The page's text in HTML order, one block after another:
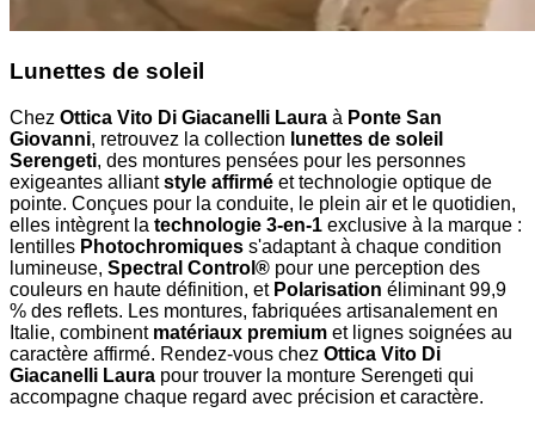
Lunettes de soleil
Chez Ottica Vito Di Giacanelli Laura à Ponte San
Giovanni, retrouvez la collection lunettes de soleil
Serengeti, des montures pensées pour les personnes
exigeantes alliantstyle affirmé et technologie optique de
pointe. Conçues pour la conduite, le plein air et le quotidien,
elles intègrent la technologie 3-en-1 exclusive à la marque :
lentilles Photochromiques s'adaptant à chaque condition
lumineuse, Spectral Control® pour une perception des
couleurs en haute définition, et Polarisation éliminant 99,9
% des reflets. Les montures, fabriquées artisanalement en
Italie, combinent matériaux premium et lignes soignées au
caractère affirmé. Rendez-vous chez Ottica Vito Di
Giacanelli Laura pour trouver la monture Serengeti qui
accompagne chaque regard avec précision et caractère.